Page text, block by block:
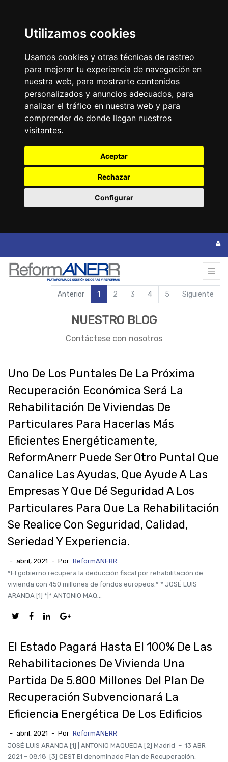
Utilizamos cookies
Usamos cookies y otras técnicas de rastreo
para mejorar tu experiencia de navegación en
nuestra web, para mostrarte contenidos
personalizados y anuncios adecuados, para
analizar el tráfico en nuestra web y para
comprender de donde llegan nuestros
visitantes.
Aceptar
Rechazar
Configurar
Anterior 1 2 3 4 5 Siguiente
NUESTRO BLOG
Contáctese con nosotros
Uno De Los Puntales De La Próxima
Recuperación Económica Será La
Rehabilitación De Viviendas De
Particulares Para Hacerlas Más
Eficientes Energéticamente,
ReformAnerr Puede Ser Otro Puntal Que
Canalice Las Ayudas, Que Ayude A Las
Empresas Y Que Dé Seguridad A Los
Particulares Para Que La Rehabilitación
Se Realice Con Seguridad, Calidad,
Seriedad Y Experiencia.
- abril, 2021 - Por ReformANERR
*El gobierno recupera la deducción fiscal por rehabilitación de
vivienda con 450 millones de fondos europeos.* * JOSÉ LUIS
ARANDA [1] *|* ANTONIO MAQ...
El Estado Pagará Hasta El 100% De Las
Rehabilitaciones De Vivienda Una
Partida De 5.800 Millones Del Plan De
Recuperación Subvencionará La
Eficiencia Energética De Los Edificios
- abril, 2021 - Por ReformANERR
JOSÉ LUIS ARANDA [1] | ANTONIO MAQUEDA [2] Madrid – 13 ABR
2021 – 08:18 [3] CEST El denominado Plan de Recuperación,